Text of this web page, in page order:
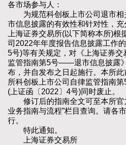
各市场参与人：
为规范科创板上市公司退市相
市信息披露的有效性和针对性，充
上海证券交易所(以下简称本所)
司2022年年度报告信息披露工作
5号)等有关规定，对《上海证券
监管指南第5号——退市信息披露
布，并自发布之日起施行。本所
所科创板上市公司自律监管指南
(上证函〔2022〕4号)同时废止。
修订后的指南全文可至本所官
业务指南与流程”栏目查询。请各
行。
特此通知。
上海证券交易所